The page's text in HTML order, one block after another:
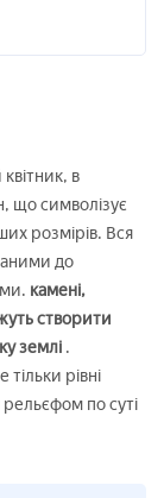
в
що символізує
розмірів. Вся
до
камені,
створити
землі .
рівні
по суті